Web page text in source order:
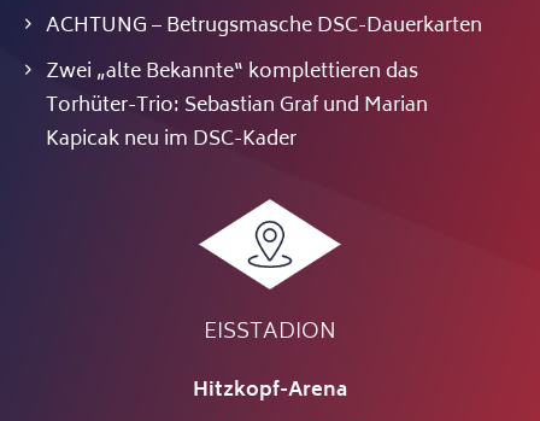
ACHTUNG – Betrugsmasche DSC-Dauerkarten
Zwei „alte Bekannte“ komplettieren das
Torhüter-Trio: Sebastian Graf und Marian
Kapicak neu im DSC-Kader
EISSTADION
Hitzkopf-Arena